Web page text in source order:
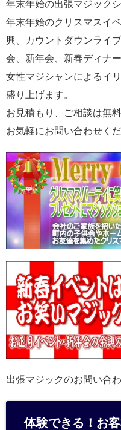
年末年始の出張マジック
年末年始のクリスマスイ
興、カウントダウンライ
会、新年会、新春ディナ
女性マジシャンによるイ
盛り上げます。
お見積もり、ご相談は無料
お気軽にお問い合わせくだ
出張マジックのお問い合
体験できる！お